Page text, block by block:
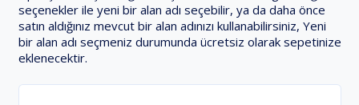
seçenekler ile yeni bir alan adı seçebilir, ya da daha önce
satın aldığınız mevcut bir alan adınızı kullanabilirsiniz, Yeni
bir alan adı seçmeniz durumunda ücretsiz olarak sepetinize
eklenecektir.